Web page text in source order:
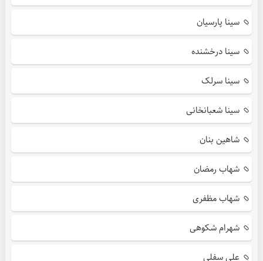
سینا پارسیان
سینا درخشنده
سینا سرلک
سینا شعبانخانی
شاهین بنان
شهاب رمضان
شهاب مظفری
شهرام شکوهی
علی سفلی